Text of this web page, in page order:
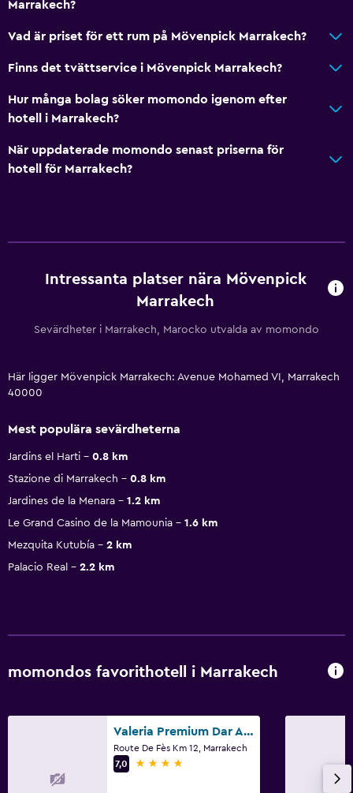
Marrakech?
Vad är priset för ett rum på Mövenpick Marrakech?
Finns det tvättservice i Mövenpick Marrakech?
Hur många bolag söker momondo igenom efter
hotell i Marrakech?
När uppdaterade momondo senast priserna för
hotell för Marrakech?
Intressanta platser nära Mövenpick
Marrakech
Sevärdheter i Marrakech, Marocko utvalda av momondo
Här ligger Mövenpick Marrakech: Avenue Mohamed VI, Marrakech
40000
Mest populära sevärdheterna
Jardins el Harti
0.8 km
Stazione di Marrakech
0.8 km
Jardines de la Menara
1.2 km
Le Grand Casino de la Mamounia
1.6 km
Mezquita Kutubía
2 km
Palacio Real
2.2 km
momondos favorithotell i Marrakech
Valeria Premium Dar Atlas Resort
Route De Fès Km 12, Marrakech
7,0
4 stjärnor